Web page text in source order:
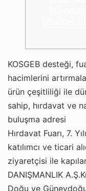
KOSGEB desteği,
hacimlerini
ürün çeşitliliği ile
sahip, hırdavat ve
buluşma adresi
Hırdavat Fuarı, 7.
katılımcı ve ticari
ziyaretçisi ile
DANIŞMANLIK
Doğu ve